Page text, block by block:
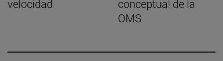
velocidad
conceptual de la
OMS